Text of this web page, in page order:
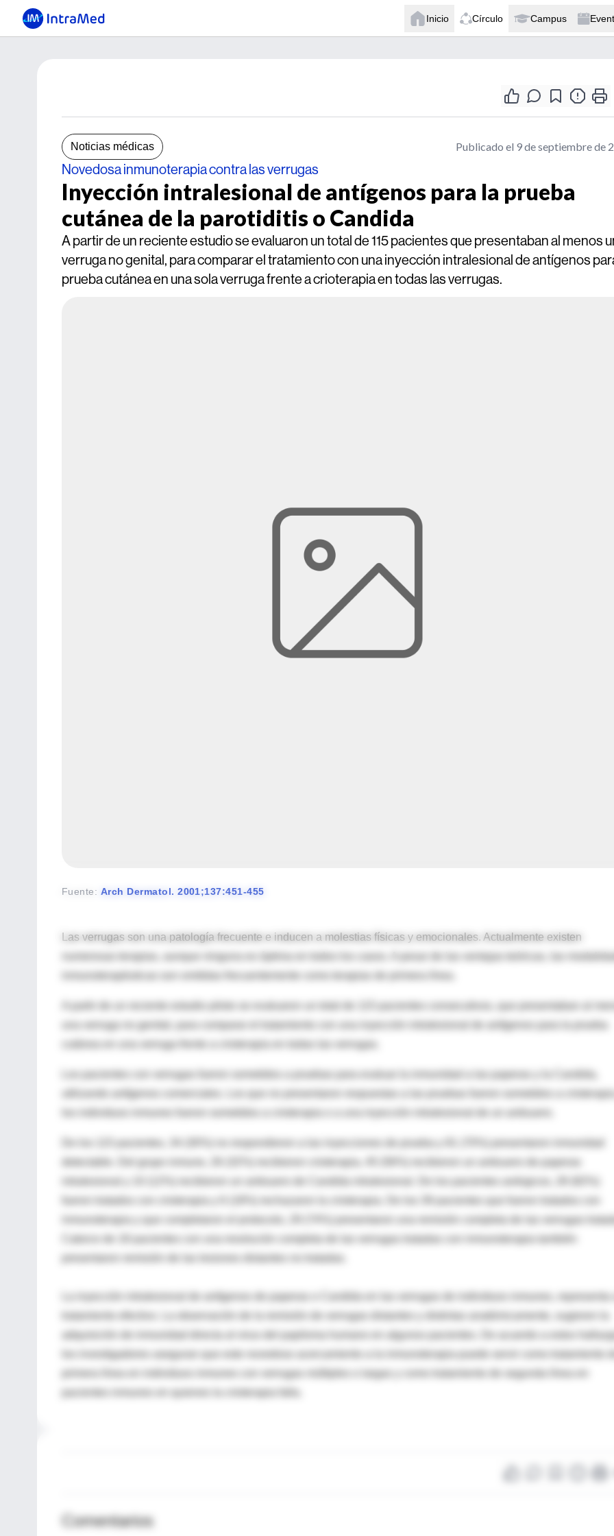
Inicio Círculo Campus
Noticias médicas Publicado el 9 de septiembre de
Novedosa inmunoterapia contra las verrugas
Inyección intralesional de antígenos para la prueba
cutánea de la parotiditis o Candida
A partir de un reciente estudio se evaluaron un total de 115 pacientes que presentaban al menos
verruga no genital, para comparar el tratamiento con una inyección intralesional de antígenos
prueba cutánea en una sola verruga frente a crioterapia en todas las verrugas.
Fuente: Arch Dermatol. 2001;137:451-455
Las verrugas son una patología frecuente e inducen a molestias físicas y emocionales. Actualmente existen
numerosas terapias, aunque ninguna es óptima en todos los casos. A pesar de las ventajas teóricas, las
inmunoterapéuticas son omitidas frecuentemente como terapias de primera línea.
una verruga no genital, para comparar el tratamiento con una inyección intralesional de antígenos para la prueba
cutánea en una verruga frente a crioterapia en todas las verrugas.
Los pacientes con verrugas fueron sometidos a pruebas para evaluar la inmunidad a las paperas y la Candida,
utilizando antígenos comerciales. Los que no presentaron respuestas a las pruebas fueron sometidos a crioterapia
los individuos inmunes fueron sometidos a crioterapia o a una inyección intralesional de un antisuero.
detectable. Del grupo inmune, 26 (32%) recibieron crioterapia, 45 (56%) recibieron un antisuero de paperas
intralesional y 10 (12%) recibieron un antisuero de Candida intralesional. De los pacientes anérgicos, 28 (82%)
fueron tratados con crioterapia y 6 (18%) rechazaron la crioterapia. De los 39 pacientes que fueron tratados con
inmunoterapia y que completaron el protocolo, 29 (74%) presentaron una remisión completa de las verrugas
Catorce de 18 pacientes con una resolución completa de las verrugas tratadas con inmunoterapia también
La inyección intralesional de antígenos de paperas o Candida en las verrugas de individuos inmunes, representa
tratamiento efectivo. La observación de la remisión de verrugas distantes y distintas anatómicamente, sugieren la
adquisición de inmunidad directa al virus del papiloma humano en algunos pacientes. De acuerdo a estos
los investigadores aseguran que este novedoso acercamiento a la inmunoterapia puede servir como tratamiento de
primera línea en individuos inmunes con verrugas múltiples o largas y como tratamiento de segunda línea en
pacientes inmunes en quienes la crioterapia falla.
Comentarios